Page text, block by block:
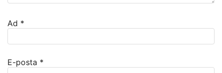
Ad *
E-posta *